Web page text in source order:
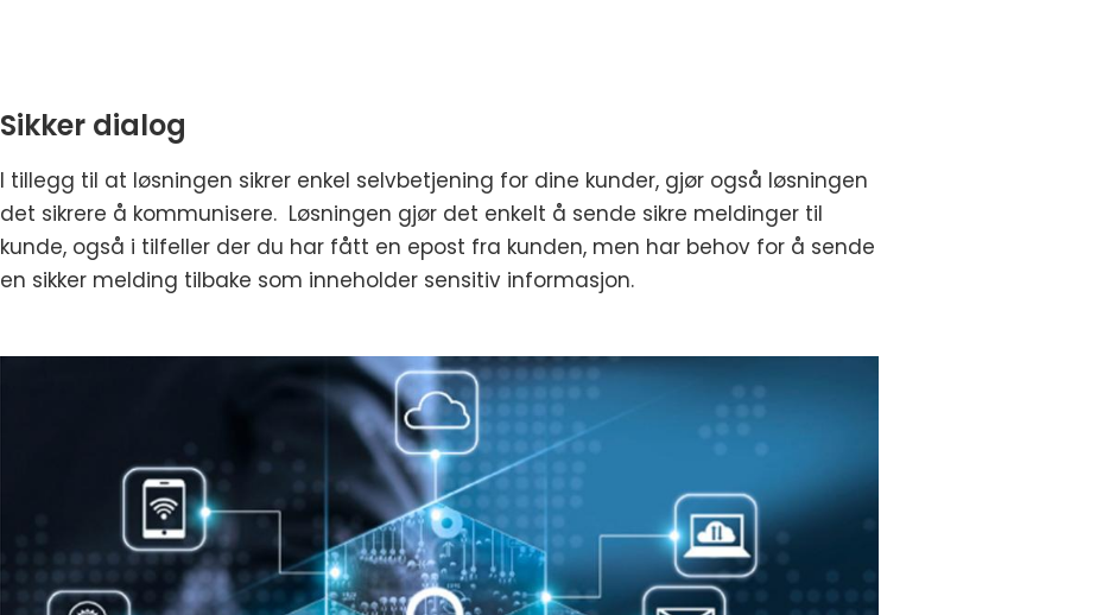
Sikker dialog
I tillegg til at løsningen sikrer enkel selvbetjening for dine kunder, gjør også løsningen
det sikrere å kommunisere. Løsningen gjør det enkelt å sende sikre meldinger til
kunde, også i tilfeller der du har fått en epost fra kunden, men har behov for å sende
en sikker melding tilbake som inneholder sensitiv informasjon.